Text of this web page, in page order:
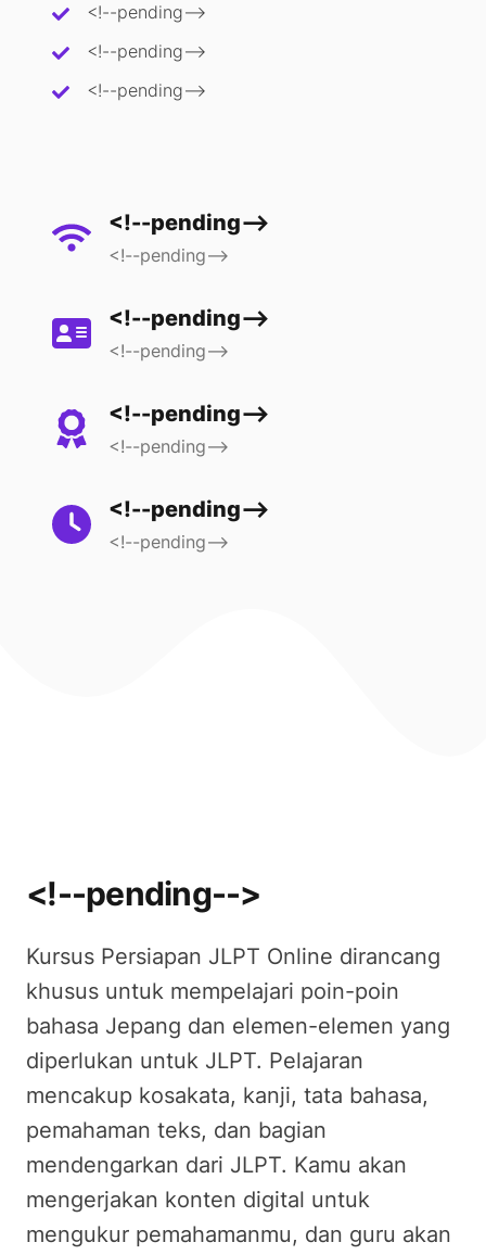
<!--pending-->
<!--pending-->
<!--pending-->
<!--pending-->
<!--pending-->
<!--pending-->
<!--pending-->
<!--pending-->
<!--pending-->
<!--pending-->
<!--pending-->
<!--pending-->
Kursus Persiapan JLPT Online dirancang
khusus untuk mempelajari poin-poin
bahasa Jepang dan elemen-elemen yang
diperlukan untuk JLPT. Pelajaran
mencakup kosakata, kanji, tata bahasa,
pemahaman teks, dan bagian
mendengarkan dari JLPT. Kamu akan
mengerjakan konten digital untuk
mengukur pemahamanmu, dan guru akan